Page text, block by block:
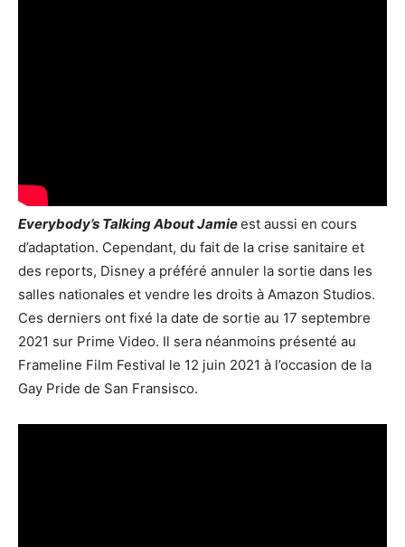
Everybody’s Talking About Jamieest aussi en cours
d’adaptation. Cependant, du fait de la crise sanitaire et
des reports, Disney a préféré annuler la sortie dans les
salles nationales et vendre les droits à Amazon Studios.
Ces derniers ont fixé la date de sortie au 17 septembre
2021 sur Prime Video. Il sera néanmoins présenté au
Frameline Film Festival le 12 juin 2021 à l’occasion de la
Gay Pride de San Fransisco.